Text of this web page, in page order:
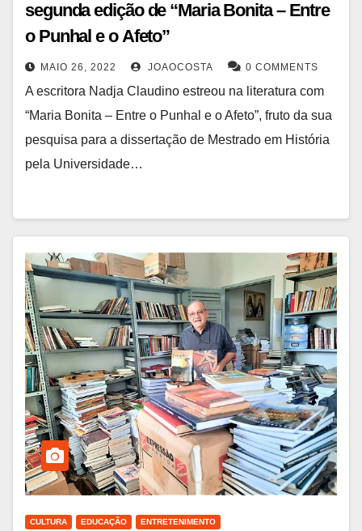
segunda edição de “Maria Bonita – Entre
o Punhal e o Afeto”
MAIO 26, 2022 JOAOCOSTA 0 COMMENTS
A escritora Nadja Claudino estreou na literatura com
“Maria Bonita – Entre o Punhal e o Afeto”, fruto da sua
pesquisa para a dissertação de Mestrado em História
pela Universidade…
CULTURA EDUCAÇÃO ENTRETENIMENTO